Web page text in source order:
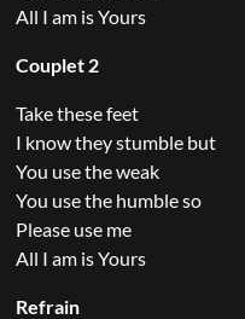
All I am is Yours
Couplet 2
Take these feet
I know they stumble but
You use the weak
You use the humble so
Please use me
All I am is Yours
Refrain